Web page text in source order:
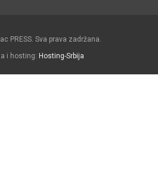
PRESS. Sva prava zadržana.
i hosting: Hosting-Srbija